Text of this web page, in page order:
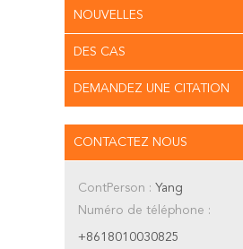
NOUVELLES
DES CAS
DEMANDEZ UNE CITATION
CONTACTEZ NOUS
ContPerson : Yang
Numéro de téléphone :
+8618010030825